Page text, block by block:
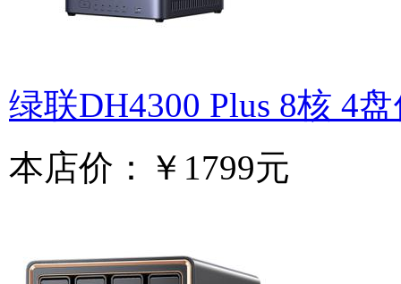
绿联DH4300 Plus 8核 4
本店价：
￥1799元